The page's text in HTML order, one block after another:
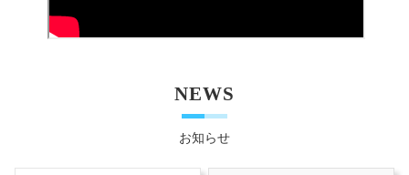
お知らせ
NEWS